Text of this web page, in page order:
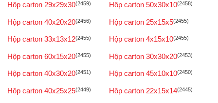
Hộp carton 29x29x30(2459) Hộp carton 50x30x10(2458)
Hộp carton 40x20x20(2456) Hộp carton 25x15x5(2455)
Hộp carton 33x13x12(2455) Hộp carton 4x15x10(2455)
Hộp carton 60x15x20(2455) Hộp carton 30x30x20(2453)
Hộp carton 40x30x20(2451) Hộp carton 45x10x10(2450)
Hộp carton 40x25x25(2449) Hộp carton 22x15x14(2445)